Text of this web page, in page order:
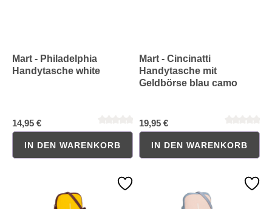
Mart - Philadelphia
Handytasche white
14,95 €
IN DEN WARENKORB
Mart - Cincinatti
Handytasche mit
Geldbörse blau camo
19,95 €
IN DEN WARENKORB